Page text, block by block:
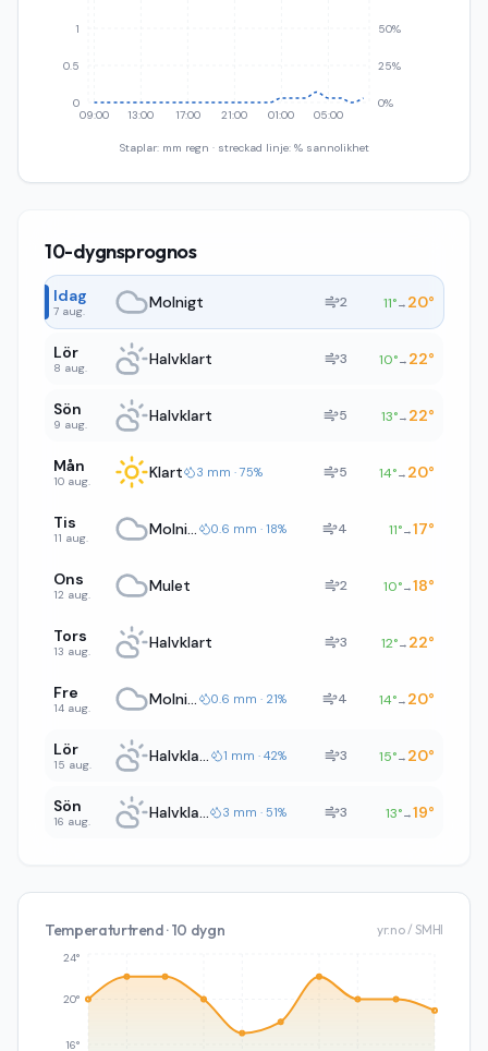
09:00 13:00 17:00 21:00 01:00 05:00
0
0.5
1
0%
25%
50%
Staplar: mm regn · streckad linje: % sannolikhet
10-dygnsprognos
Idag
7 aug. Molnigt 2 11°→ 20°
Lör
8 aug. Halvklart 3 10°→ 22°
Sön
9 aug. Halvklart 5 13°→ 22°
Mån
10 aug. Klart 3 mm · 75% 5 14°→ 20°
Tis
11 aug. Molnigt 0.6 mm · 18% 4 11°→17°
Ons
12 aug. Mulet 2 10°→18°
Tors
13 aug. Halvklart 3 12°→ 22°
Fre
14 aug. Molnigt 0.6 mm · 21% 4 14°→ 20°
Lör
15 aug. Halvklart 1 mm · 42% 3 15°→ 20°
Sön
16 aug. Halvklart 3 mm · 51% 3 13°→19°
Temperaturtrend · 10 dygn yr.no / SMHI
16°
20°
24°